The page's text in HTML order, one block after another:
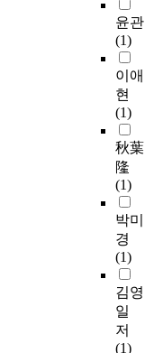
윤관
(1)
이애
현
(1)
秋葉
隆
(1)
박미
경
(1)
김영
일
저
(1)